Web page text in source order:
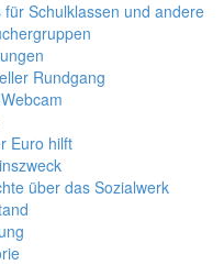
für Schulklassen und andere
Rundgang
Euro hilft
über das Sozialwerk